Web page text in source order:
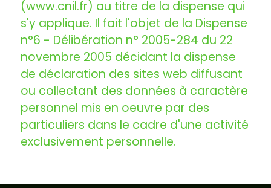
(www.cnil.fr) au titre de la dispense qui
s'y applique. Il fait l'objet de la Dispense
n°6 - Délibération n° 2005-284 du 22
novembre 2005 décidant la dispense
de déclaration des sites web diffusant
ou collectant des données à caractère
personnel mis en oeuvre par des
particuliers dans le cadre d'une activité
exclusivement personnelle.